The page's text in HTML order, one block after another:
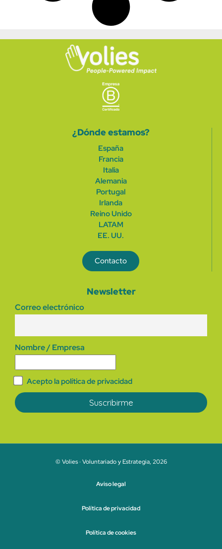
¿Dónde estamos?
España
Francia
Italia
Alemania
Portugal
Irlanda
Reino Unido
LATAM
EE. UU.
Contacto
Newsletter
Correo electrónico
Nombre / Empresa
Acepto la política de privacidad
© Volies · Voluntariado y Estrategia, 2026
Aviso legal
Política de privacidad
Política de cookies